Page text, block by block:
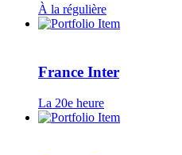
À la régulière
France Inter
La 20e heure